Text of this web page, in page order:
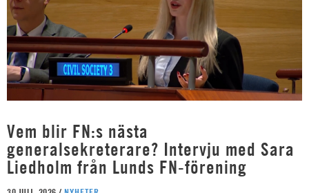
Vem blir FN:s nästa
generalsekreterare? Intervju med Sara
Liedholm från Lunds FN-förening